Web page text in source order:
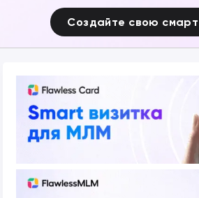
Создайте свою смарт